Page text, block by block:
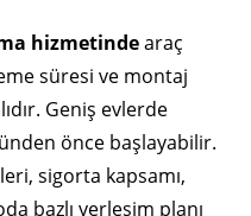
hizmetindearaç
süresi ve montaj
Geniş evlerde
önce başlayabilir.
sigorta kapsamı,
bazlı yerleşim planı